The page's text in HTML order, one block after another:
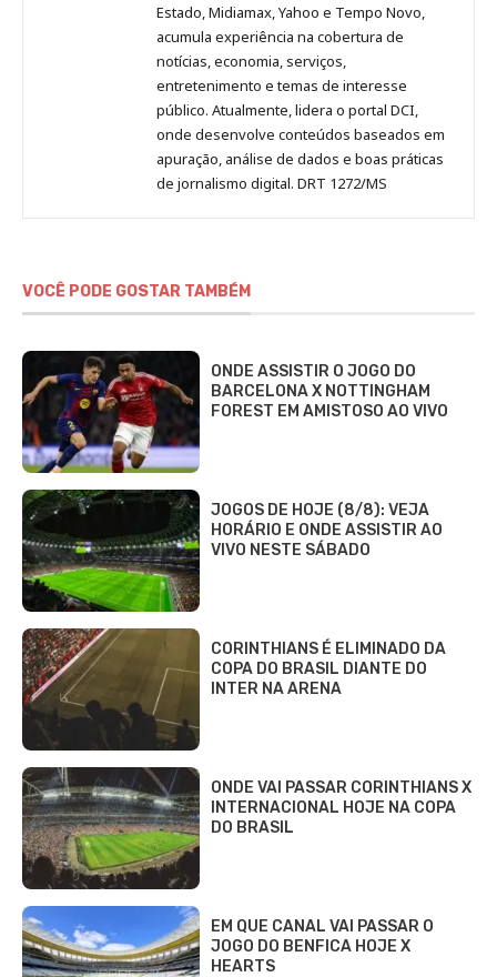
Estado, Midiamax, Yahoo e Tempo Novo,
acumula experiência na cobertura de
notícias, economia, serviços,
entretenimento e temas de interesse
público. Atualmente, lidera o portal DCI,
onde desenvolve conteúdos baseados em
apuração, análise de dados e boas práticas
de jornalismo digital. DRT 1272/MS
VOCÊ PODE GOSTAR TAMBÉM
ONDE ASSISTIR O JOGO DO
BARCELONA X NOTTINGHAM
FOREST EM AMISTOSO AO VIVO
JOGOS DE HOJE (8/8): VEJA
HORÁRIO E ONDE ASSISTIR AO
VIVO NESTE SÁBADO
CORINTHIANS É ELIMINADO DA
COPA DO BRASIL DIANTE DO
INTER NA ARENA
ONDE VAI PASSAR CORINTHIANS X
INTERNACIONAL HOJE NA COPA
DO BRASIL
EM QUE CANAL VAI PASSAR O
JOGO DO BENFICA HOJE X
HEARTS